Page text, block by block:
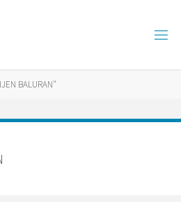
BALURAN"